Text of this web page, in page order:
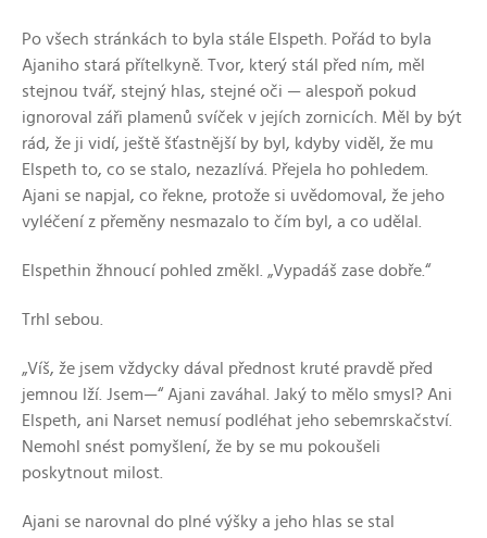
Po všech stránkách to byla stále Elspeth. Pořád to byla
Ajaniho stará přítelkyně. Tvor, který stál před ním, měl
stejnou tvář, stejný hlas, stejné oči — alespoň pokud
ignoroval záři plamenů svíček v jejích zornicích. Měl by být
rád, že ji vidí, ještě šťastnější by byl, kdyby viděl, že mu
Elspeth to, co se stalo, nezazlívá. Přejela ho pohledem.
Ajani se napjal, co řekne, protože si uvědomoval, že jeho
vyléčení z přeměny nesmazalo to čím byl, a co udělal.
Elspethin žhnoucí pohled změkl. „Vypadáš zase dobře.“
Trhl sebou.
„Víš, že jsem vždycky dával přednost kruté pravdě před
jemnou lží. Jsem—“ Ajani zaváhal. Jaký to mělo smysl? Ani
Elspeth, ani Narset nemusí podléhat jeho sebemrskačství.
Nemohl snést pomyšlení, že by se mu pokoušeli
poskytnout milost.
Ajani se narovnal do plné výšky a jeho hlas se stal